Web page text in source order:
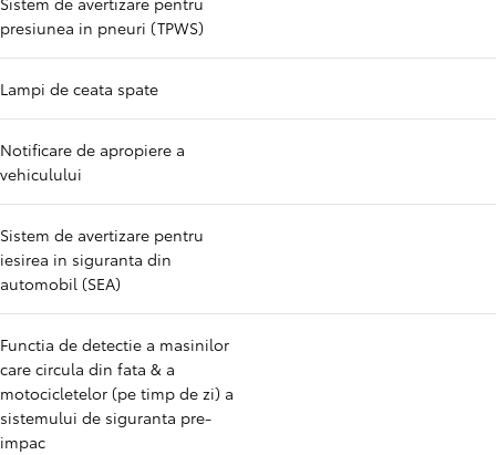
presiunea in pneuri (TPWS)
Lampi de ceata spate
Notificare de apropiere a
vehiculului
Sistem de avertizare pentru
iesirea in siguranta din
automobil (SEA)
Functia de detectie a masinilor
care circula din fata & a
motocicletelor (pe timp de zi) a
sistemului de siguranta pre-
impac